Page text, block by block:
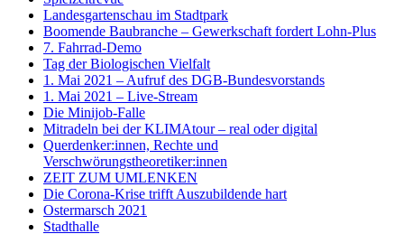
Landesgartenschau im Stadtpark
Boomende Baubranche – Gewerkschaft fordert Lohn-Plus
7. Fahrrad-Demo
Tag der Biologischen Vielfalt
1. Mai 2021 – Aufruf des DGB-Bundesvorstands
1. Mai 2021 – Live-Stream
Die Minijob-Falle
Mitradeln bei der KLIMAtour – real oder digital
Querdenker:innen, Rechte und
Verschwörungstheoretiker:innen
ZEIT ZUM UMLENKEN
Die Corona-Krise trifft Auszubildende hart
Ostermarsch 2021
Stadthalle